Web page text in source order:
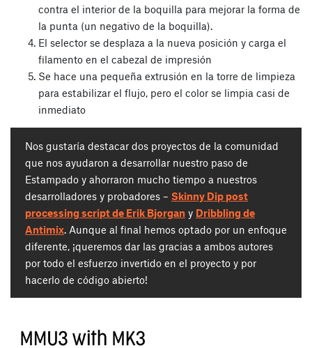
contra el interior de la boquilla para mejorar la forma de
la punta (un negativo de la boquilla).
El selector se desplaza a la nueva posición y carga el
filamento en el cabezal de impresión
Se hace una pequeña extrusión en la torre de limpieza
para estabilizar el flujo, pero el color se limpia casi de
inmediato
Nos gustaría destacar dos proyectos de la comunidad
que nos ayudaron a desarrollar nuestro paso de
Estampado y ahorraron mucho tiempo a nuestros
desarrolladores y probadores – Skinny Dip post
processing script de Erik Bjorgan y Dribbling de
Antimix. Aunque al final hemos optado por un enfoque
diferente, ¡queremos dar las gracias a ambos autores
por todo el esfuerzo invertido en el proyecto y por
hacerlo de código abierto!